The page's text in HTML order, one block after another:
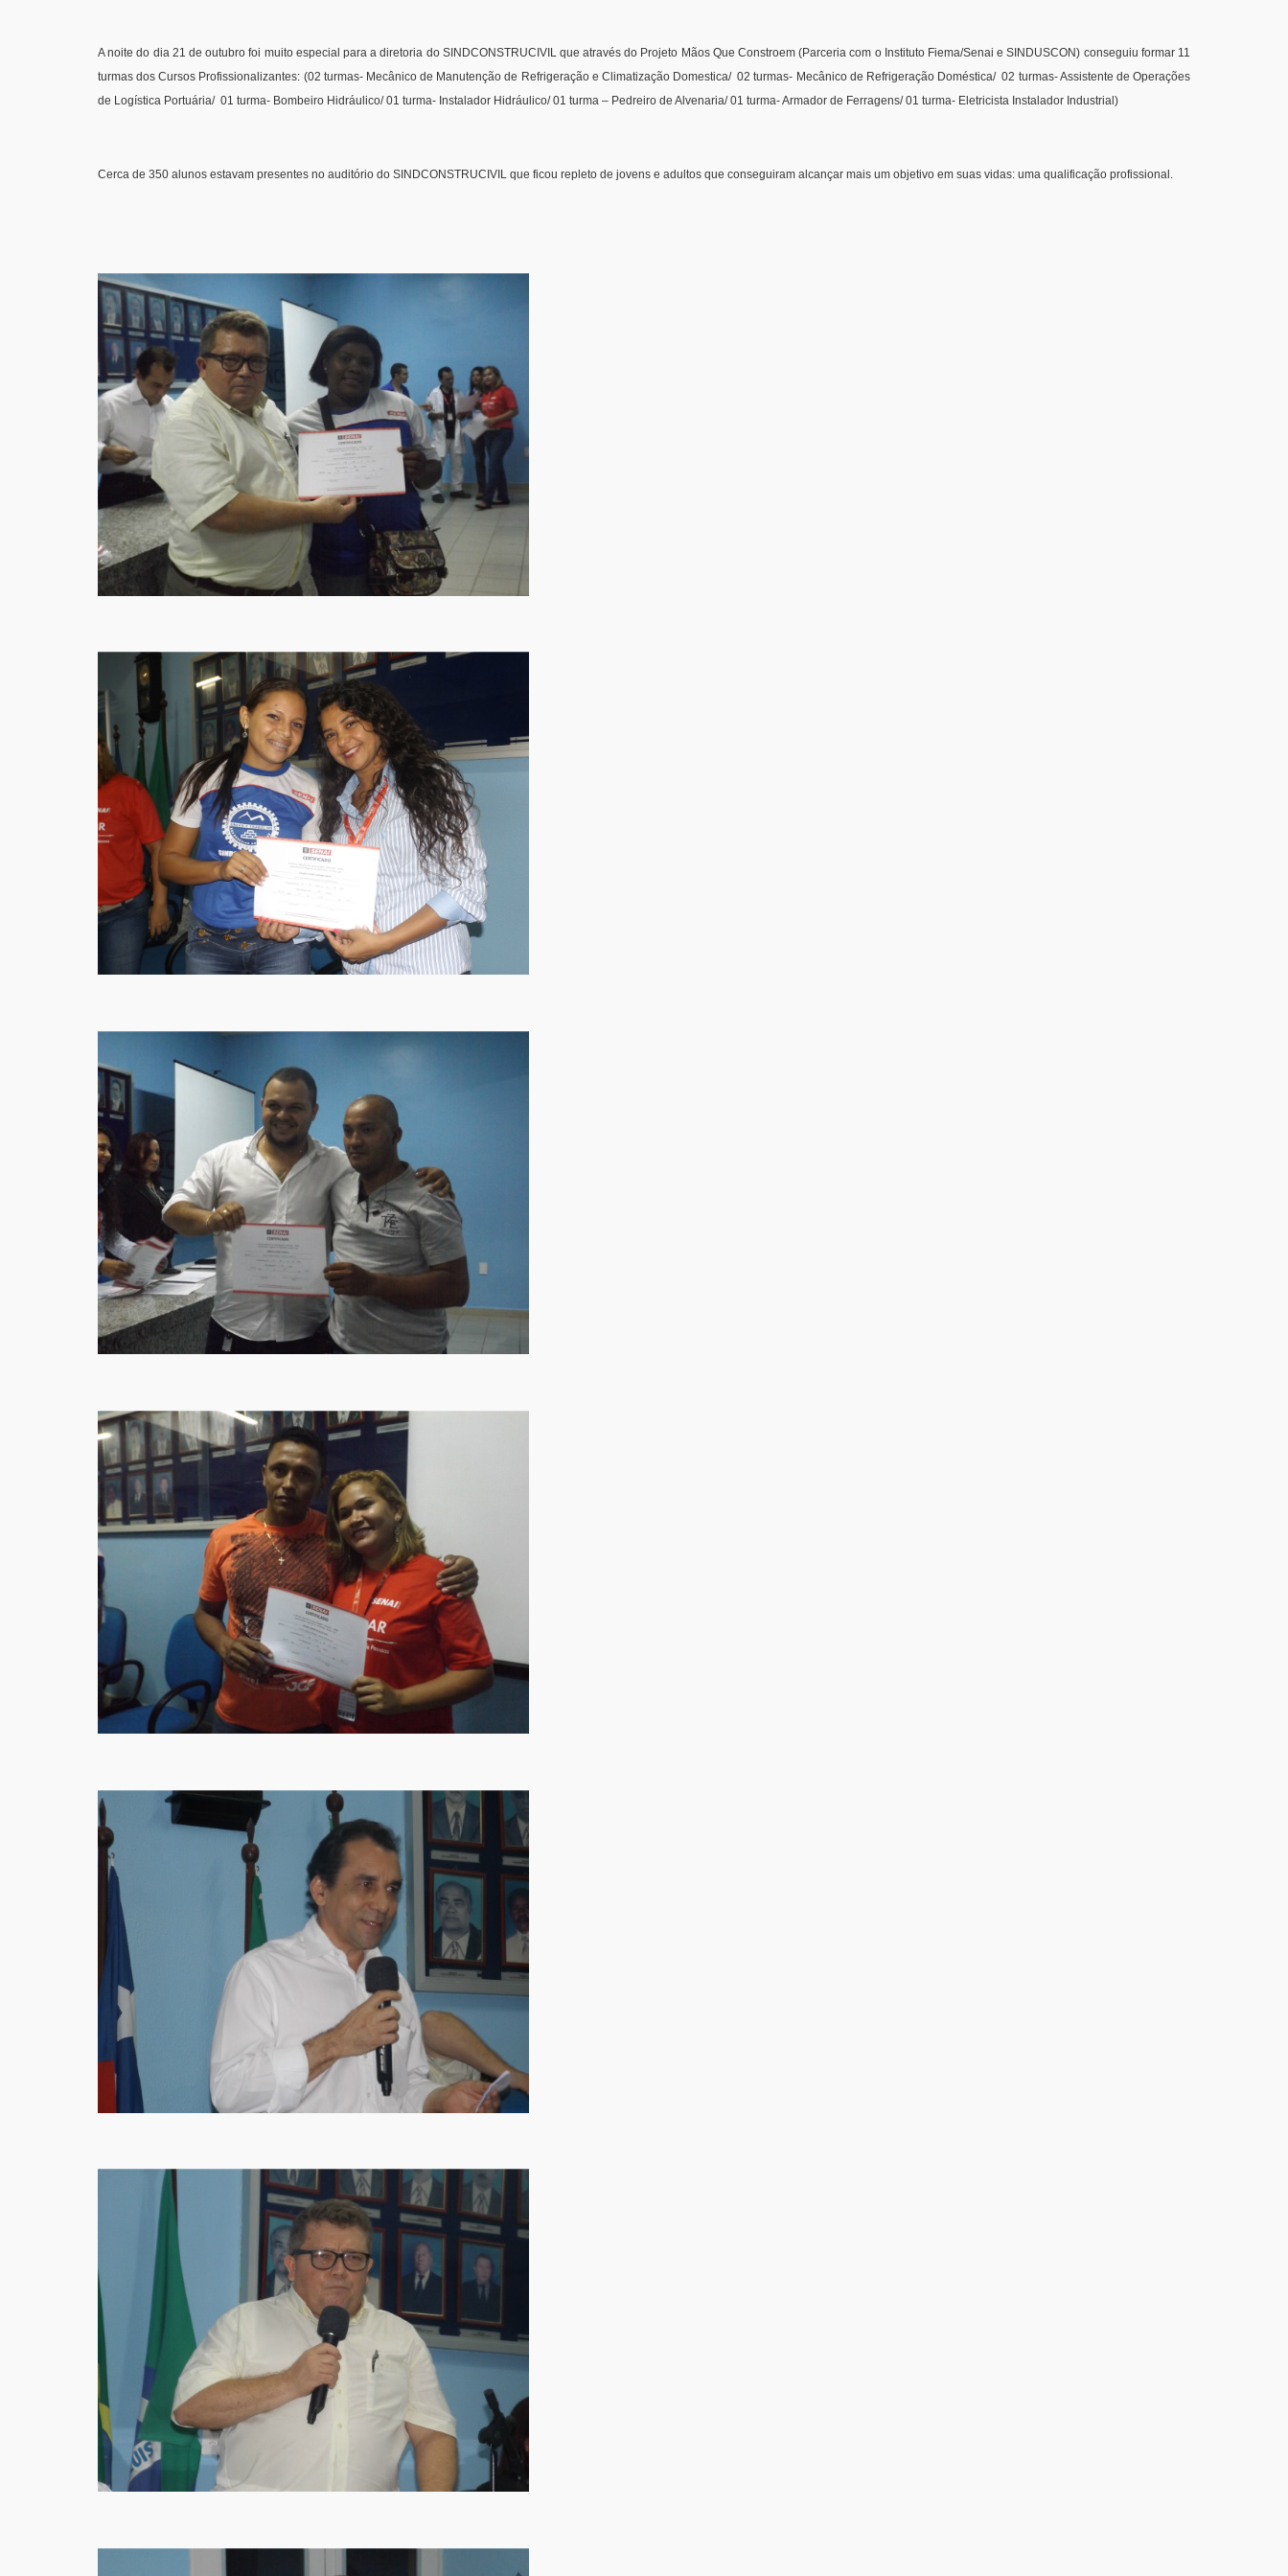
A noite do dia 21 de outubro foi muito especial para a diretoria do SINDCONSTRUCIVIL que através do Projeto Mãos Que Constroem (Parceria com o Instituto Fiema/Senai e SINDUSCON) conseguiu formar 11
turmas dos Cursos Profissionalizantes: (02 turmas- Mecânico de Manutenção de Refrigeração e Climatização Domestica/ 02 turmas- Mecânico de Refrigeração Doméstica/ 02 turmas- Assistente de Operações
de Logística Portuária/ 01 turma- Bombeiro Hidráulico/ 01 turma- Instalador Hidráulico/ 01 turma – Pedreiro de Alvenaria/ 01 turma- Armador de Ferragens/ 01 turma- Eletricista Instalador Industrial)
Cerca de 350 alunos estavam presentes no auditório do SINDCONSTRUCIVIL que ficou repleto de jovens e adultos que conseguiram alcançar mais um objetivo em suas vidas: uma qualificação profissional.